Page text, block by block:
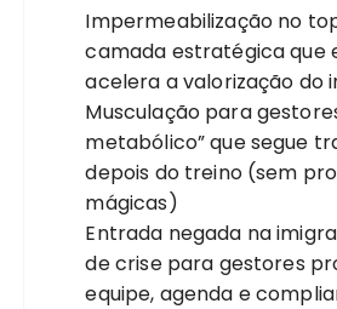
Impermeabilização no
camada estratégica que
acelera a valorização do
Musculação para
metabólico” que segue
depois do treino (sem
mágicas)
Entrada negada na
de crise para gestores
equipe, agenda e